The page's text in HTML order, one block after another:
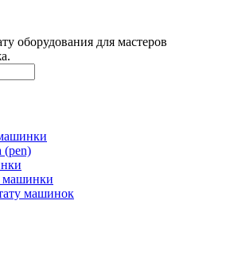
оборудования для мастеров
(pen)
машинки
машинок